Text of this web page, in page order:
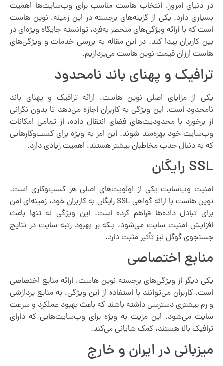
در دنیای امروز، انتخاب هاست مناسب برای وب‌سایت‌ها اهمیت
بسیاری دارد. یکی از گزینه‌های برجسته در این زمینه، نوین هاست
است که با ارائه ویژگی‌های منحصر به‌فرد، توانسته جایگاه ویژه‌ای در
بین کاربران پیدا کند. در این مقاله به بررسی خدمات و ویژگی‌های
هاست ارزان قیمت نوین هاست می‌پردازیم.
ترافیک و پهنای باند نامحدود
یکی از مزایای اصلی نوین هاست، ارائه ترافیک و پهنای باند
نامحدود است. این ویژگی به کاربران اجازه می‌دهد تا بدون نگرانی
از برخورد با محدودیت‌های فضای انتقال داده، از تمامی امکانات
وب‌سایت خود بهره‌مند شوند. این امر به ویژه برای کسب‌وکارهایی
که به دنبال جذب مخاطبان بیشتر هستند، اهمیت زیادی دارد.
SSL رایگان
امنیت وب‌سایت یکی از اولویت‌های اصلی هر کسب‌وکاری است.
نوین هاست با ارائه گواهی SSL رایگان به کاربران خود، زمینه‌ای امن
برای تبادل داده‌ها فراهم کرده است. این ویژگی نه تنها باعث
افزایش امنیت سایت می‌شود، بلکه بر بهبود رتبه سایت در نتایج
جستجوی گوگل نیز تأثیر مثبت دارد.
منابع اختصاصی
یکی دیگر از ویژگی‌های برجسته نوین هاست، ارائه منابع اختصاصی
است. کاربران می‌توانند با استفاده از این ویژگی، به منابع پردازشی
و رم بیشتری دسترسی داشته باشند که باعث بهبود عملکرد و سرعت
سایت می‌شود. این مزیت به ویژه برای وب‌سایت‌هایی که دارای
ترافیک بالا هستند، کمک شایانی می‌کند.
میزبانی در ایران و خارج